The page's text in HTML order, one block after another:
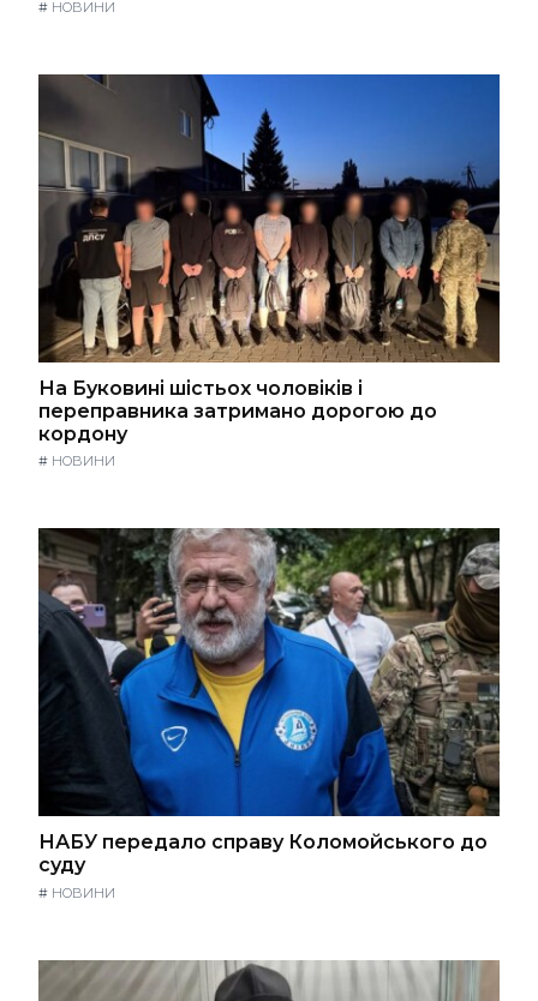
# НОВИНИ
На Буковині шістьох чоловіків і
переправника затримано дорогою до
кордону
# НОВИНИ
НАБУ передало справу Коломойського до
суду
# НОВИНИ